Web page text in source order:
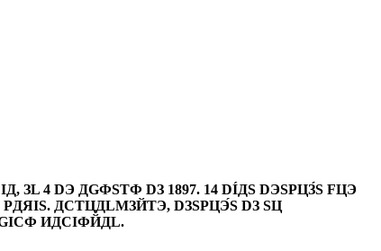
4 DЭ ДGФSTФ DЗ 1897. 14 DÍДS DЭSPЦЗ́S FЦЭ
ДCTЦДLMЗЙTЭ, DЗSPЦЭ́S DЗ SЦ
ИДCIФЙДL.